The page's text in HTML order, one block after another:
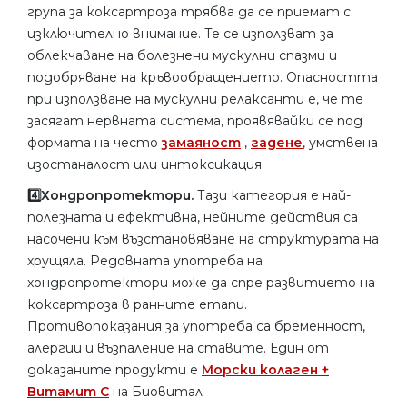
група за коксартроза трябва да се приемат с
изключително внимание. Те се използват за
облекчаване на болезнени мускулни спазми и
подобряване на кръвообращението. Опасността
при използване на мускулни релаксанти е, че те
засягат нервната система, проявявайки се под
формата на честозамаяност , гадене, умствена
изостаналост или интоксикация.
4️⃣Хондропротектори. Тази категория е най-
полезната и ефективна, нейните действия са
насочени към възстановяване на структурата на
хрущяла. Редовната употреба на
хондропротектори може да спре развитието на
коксартроза в ранните етапи.
Противопоказания за употреба са бременност,
алергии и възпаление на ставите. Един от
доказаните продукти е Морски колаген +
Витамит С на Биовитал